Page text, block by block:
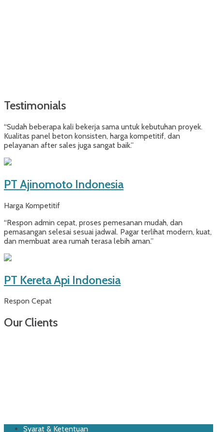
Testimonials
“Sudah beberapa kali bekerja sama untuk kebutuhan proyek.
Kualitas panel beton konsisten, harga kompetitif, dan
pelayanan after sales juga sangat baik.”
PT Ajinomoto Indonesia
Harga Kompetitif
“Respon admin cepat, proses pemesanan mudah, dan
pemasangan selesai sesuai jadwal. Pagar terlihat modern, kuat,
dan membuat area rumah terasa lebih aman.”
PT Kereta Api Indonesia
Respon Cepat
Our Clients
Skip Syarat & Ketentuan